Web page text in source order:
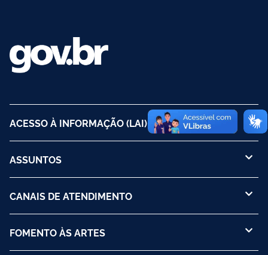
ACESSO À INFORMAÇÃO (LAI)
ASSUNTOS
CANAIS DE ATENDIMENTO
FOMENTO ÀS ARTES